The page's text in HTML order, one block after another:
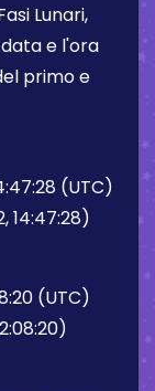
Lunari,
e l'ora
primo e
(UTC)
14:47:28)
(UTC)